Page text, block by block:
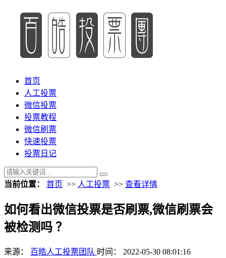
首页
人工投票
微信投票
投票教程
微信刷票
快速投票
投票日记
当前位置： 首页 >> 人工投票 >> 查看详情
如何看出微信投票是否刷票,微信刷票会
被检测吗 ？
来源： 百皓人工投票团队 时间： 2022-05-30 08:01:16